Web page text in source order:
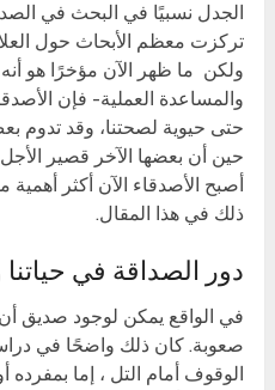
الجدل نسبيًا في البحث في
تركزت معظم الأبحاث حول
ولكن ما ظهر الآن مؤخرًا هو
والمساعدة العملية- فإن
حتى حيوية لصحتنا، وقد تدوم
حين أن بعضها الآخر قصير
أصبح الأصدقاء الآن أكثر
ذلك في هذا المقال.
دور الصداقة في حياتنا
في الواقع يمكن لوجود صديق
صعوبة. كان ذلك واضحًا في
الوقوف أمام التل ، إما